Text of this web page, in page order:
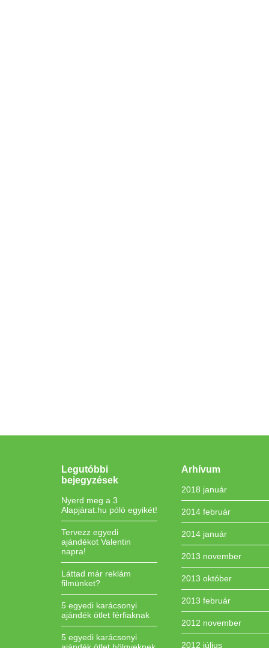
Legutóbbi
bejegyzések
Nyerd meg a 3
Alapjárat.hu póló egyikét!
Tervezz egyedi
ajándékot Valentin
napra!
Láttad már reklám
filmünket?
5 egyedi karácsonyi
ajándék ötlet férfiaknak
5 egyedi karácsonyi
Arhívum
2018 január
2014 február
2014 január
2013 november
2013 október
2013 február
2012 november
2012 július